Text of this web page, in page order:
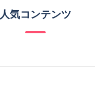
人気コンテンツ